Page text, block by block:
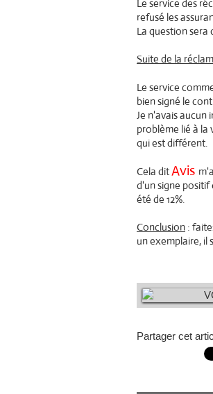
Le service des
refusé les
La question
Suite de la
Le service
bien signé le
Je n'avais aucun
problème lié à la
qui est différent.
Cela ditAvis
d'un signe
été de 12%.
Conclusion :
un exemplaire, il
Partager cet